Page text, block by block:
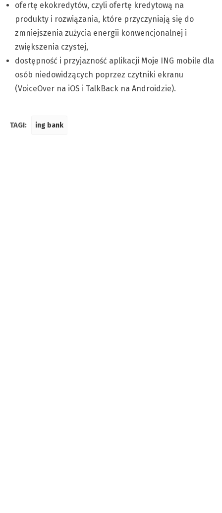
ofertę ekokredytów, czyli ofertę kredytową na
produkty i rozwiązania, które przyczyniają się do
zmniejszenia zużycia energii konwencjonalnej i
zwiększenia czystej,
dostępność i przyjazność aplikacji Moje ING mobile dla
osób niedowidzących poprzez czytniki ekranu
(VoiceOver na iOS i TalkBack na Androidzie).
TAGI: ing bank